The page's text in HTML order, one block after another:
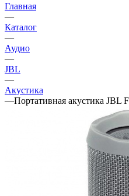
Главная
—
Каталог
—
Аудио
—
JBL
—
Акустика
—Портативная акустика JBL